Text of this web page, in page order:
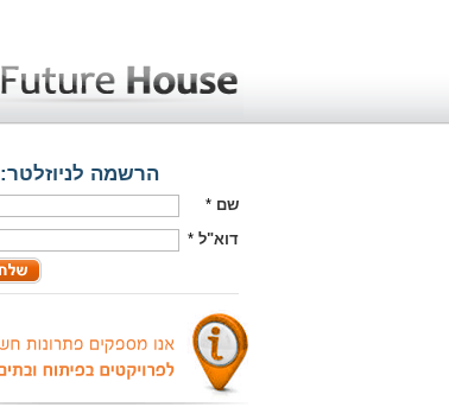
הרשמה לניוזלטר:
שם *
דוא"ל *